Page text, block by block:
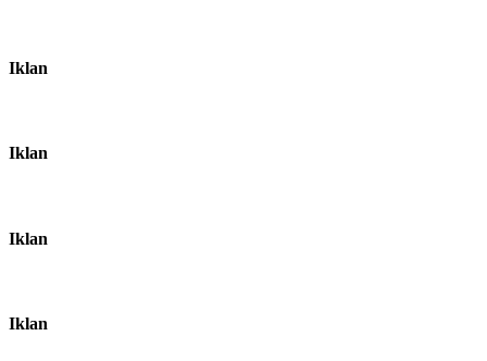
Iklan
Iklan
Iklan
Iklan